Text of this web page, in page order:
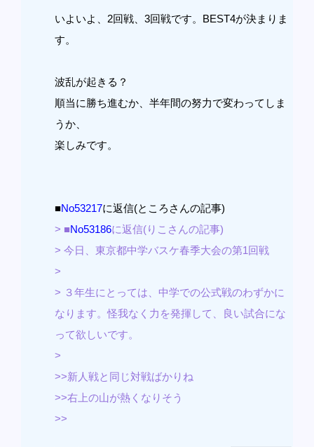
いよいよ、2回戦、3回戦です。BEST4が決まりま
す。
波乱が起きる？
順当に勝ち進むか、半年間の努力で変わってしま
うか、
楽しみです。
■No53217に返信(ところさんの記事)
> ■No53186に返信(りこさんの記事)
> 今日、東京都中学バスケ春季大会の第1回戦
>
> ３年生にとっては、中学での公式戦のわずかに
なります。怪我なく力を発揮して、良い試合にな
って欲しいです。
>
>>新人戦と同じ対戦ばかりね
>>右上の山が熱くなりそう
>>